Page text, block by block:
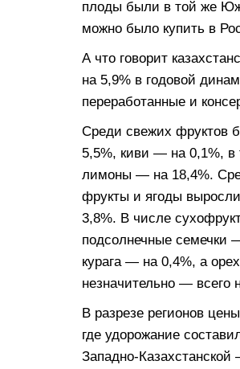
плоды были в той же
можно было купить в
А что говорит
на 5,9% в годовой
переработанные и
Среди свежих фруктов
5,5%, киви — на 0,1%, в
лимоны — на 18,4%.
фрукты и ягоды
3,8%. В числе
подсолнечные
курага — на 0,4%, а
незначительно — всего
В разрезе регионов
где удорожание
Западно-